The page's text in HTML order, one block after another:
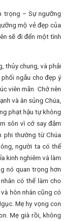
trọng – Sự ngưỡng
mộ vẻ đẹp của
sẽ đi đến một tình
thủy chung, và phải
ngẫu cho đẹp ý
viên mãn. Chớ nên
và ân sủng Chúa,
phạt hậu tự không
sôn vì cớ say đắm
phi thường từ Chúa
người ta có thể
kinh nghiêm và làm
nó quan trọng hơn
có thể làm cho
hôn nhân cũng có
Mẹ hy vọng con
Mẹ già rồi, không